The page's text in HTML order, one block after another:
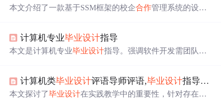
本文介绍了一款基于SSM框架的校企合作管理系统的设计
可行性分析和技术选型，确保了开发的有效性和实用性。
计算机专业毕业设计指导
本文是计算机专业毕业设计指导。强调软件开发需团队 合
现设计，涵盖基本知识讲解、系统设计等。同时提到项目
计划、答辩要点及需避免的情况。
计算机类毕业设计评语导师评语,毕业设计指导老师评语
本文探讨了毕业设计在实践教学中的重要性，针对存在的